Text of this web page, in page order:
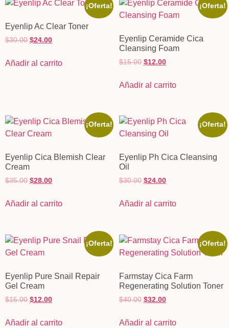
¡Oferta!
Eyenlip Ac Clear Toner
$30.00 $24.00
Añadir al carrito
¡Oferta!
Eyenlip Ceramide Cica
Cleansing Foam
$15.00 $12.00
Añadir al carrito
¡Oferta!
Eyenlip Cica Blemish Clear
Cream
$35.00 $28.00
Añadir al carrito
¡Oferta!
Eyenlip Ph Cica Cleansing
Oil
$30.00 $24.00
Añadir al carrito
¡Oferta!
Eyenlip Pure Snail Repair
Gel Cream
$15.00 $12.00
Añadir al carrito
¡Oferta!
Farmstay Cica Farm
Regenerating Solution Toner
$40.00 $32.00
Añadir al carrito